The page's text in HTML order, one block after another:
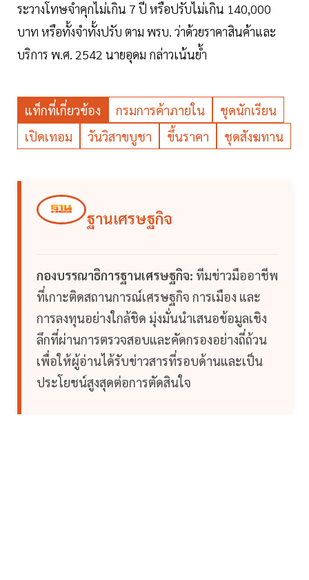
ระวางโทษจำคุกไม่เกิน 7 ปี หรือปรับไม่เกิน 140,000
บาท หรือทั้งจำทั้งปรับ ตาม พรบ. ว่าด้วยราคาสินค้าและ
บริการ พ.ศ. 2542 นายอุดม กล่าวเน้นย้ำ
แท็กที่เกี่ยวข้อง กรมการค้าภายใน
ชุดนักเรียน
เปิดเทอม
วันวิสาขบูชา ขึ้นราคา ชุดสังฆทาน
ฐานเศรษฐกิจ
กองบรรณาธิการฐานเศรษฐกิจ: ทีมข่าวมืออาชีพ
ที่เกาะติดสถานการณ์เศรษฐกิจ การเมือง และ
การลงทุนอย่างใกล้ชิด มุ่งมั่นนำเสนอข้อมูลเชิง
ลึกที่ผ่านการตรวจสอบและคัดกรองอย่างถี่ถ้วน
เพื่อให้ผู้อ่านได้รับข่าวสารที่รอบด้านและเป็น
ประโยชน์สูงสุดต่อการตัดสินใจ